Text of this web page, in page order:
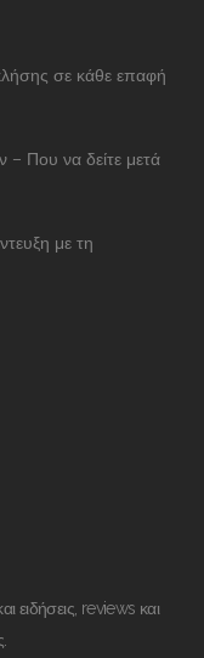
σε κάθε επαφή
– Που να δείτε μετά
με τη
ειδήσεις, reviews και